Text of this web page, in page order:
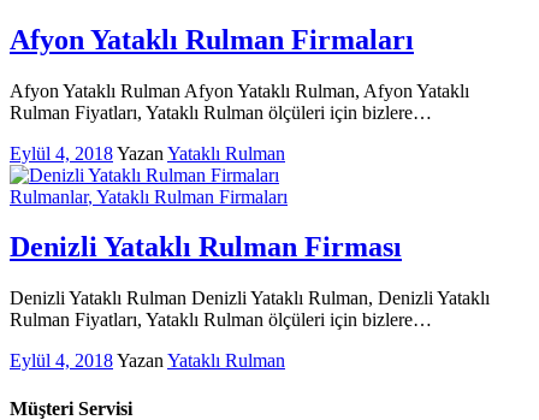
Afyon Yataklı Rulman Firmaları
Afyon Yataklı Rulman Afyon Yataklı Rulman, Afyon Yataklı
Rulman Fiyatları, Yataklı Rulman ölçüleri için bizlere…
Eylül 4, 2018Yazan Yataklı Rulman
Rulmanlar, Yataklı Rulman Firmaları
Denizli Yataklı Rulman Firması
Denizli Yataklı Rulman Denizli Yataklı Rulman, Denizli Yataklı
Rulman Fiyatları, Yataklı Rulman ölçüleri için bizlere…
Eylül 4, 2018Yazan Yataklı Rulman
Müşteri Servisi